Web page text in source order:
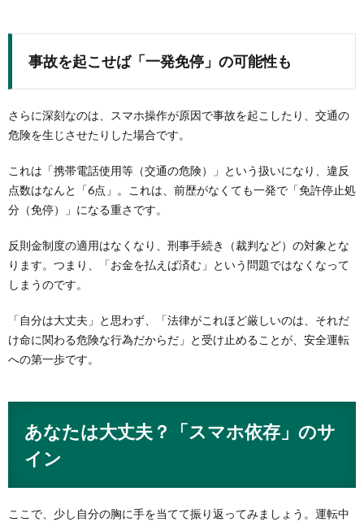
事故を起こせば「一発免停」の可能性も
さらに深刻なのは、スマホ操作が原因で事故を起こしたり、交通の
危険を生じさせたりした場合です。
これは「携帯電話使用等（交通の危険）」という扱いになり、違反
点数はなんと「6点」。これは、前歴がなくても一発で「免許停止処
分（免停）」になる重さです。
反則金制度の適用はなくなり、刑事手続き（裁判など）の対象とな
ります。つまり、「お金を払えば済む」という問題ではなくなって
しまうのです。
「自分は大丈夫」と思わず、「法律がこれほど厳しいのは、それだ
け命に関わる危険な行為だからだ」と受け止めることが、安全運転
への第一歩です。
あなたは大丈夫？「スマホ依存」のサ
イン
ここで、少し自分の胸に手を当てて振り返ってみましょう。運転中